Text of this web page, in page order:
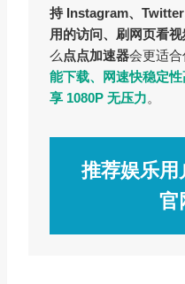
持 Instagram、
用的访问、刷网页看
么 点点加速器会更适
能下载、网速快稳定
享 1080P 无压力。
推荐娱乐
官